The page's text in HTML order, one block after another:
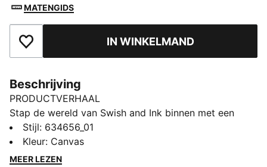
MATENGIDS
Toegevoegd aan favorietenIN WINKELMAND
Beschrijving
PRODUCTVERHAAL
Stap de wereld van Swish and Ink binnen met een
basketbalcollectie die gedurfde, op tattoos
geïnspireerde graphics combineert met een sportieve
stijl. Van rozen en tekst tot geïllustreerde motieven,
Stijl: 634656_01
Kleur: Canvas
MEER LEZEN